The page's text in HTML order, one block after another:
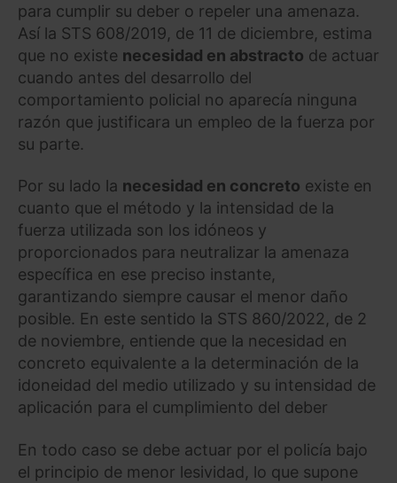
para cumplir su deber o repeler una amenaza.
Así la STS 608/2019, de 11 de diciembre, estima
que no existe necesidad en abstracto de actuar
cuando antes del desarrollo del
comportamiento policial no aparecía ninguna
razón que justificara un empleo de la fuerza por
su parte.
Por su lado la necesidad en concreto existe en
cuanto que el método y la intensidad de la
fuerza utilizada son los idóneos y
proporcionados para neutralizar la amenaza
específica en ese preciso instante,
garantizando siempre causar el menor daño
posible. En este sentido la STS 860/2022, de 2
de noviembre, entiende que la necesidad en
concreto equivalente a la determinación de la
idoneidad del medio utilizado y su intensidad de
aplicación para el cumplimiento del deber
En todo caso se debe actuar por el policía bajo
el principio de menor lesividad, lo que supone